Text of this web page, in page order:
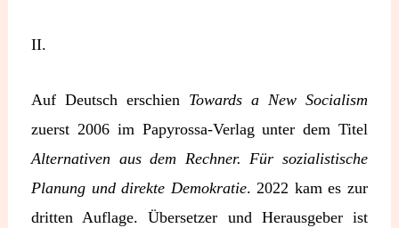
II.
Auf Deutsch erschien Towards a New Socialism
zuerst 2006 im Papyrossa-Verlag unter dem Titel
Alternativen aus dem Rechner. Für sozialistische
Planung und direkte Demokratie. 2022 kam es zur
dritten Auflage. Übersetzer und Herausgeber ist